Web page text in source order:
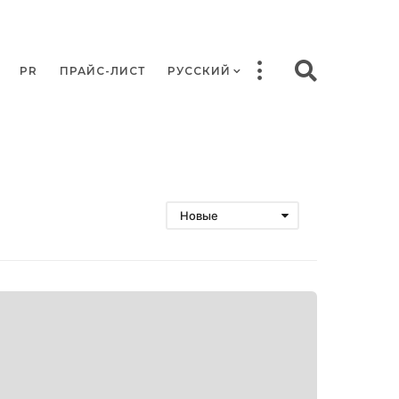
PR ПРАЙС-ЛИСТ РУССКИЙ
Новые